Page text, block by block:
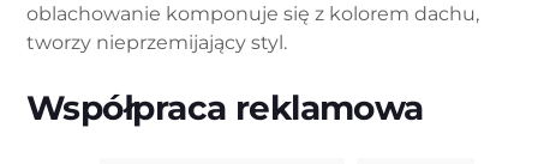
oblachowanie komponuje się z kolorem dachu,
tworzy nieprzemijający styl.
Współpraca reklamowa